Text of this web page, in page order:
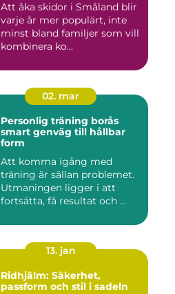
Att åka skidor i Småland blir
varje år mer populärt, inte
minst bland familjer som vill
kombinera ko...
02. mar
Personlig träning borås
smart genväg till hållbar
form
Att komma igång med
träning är sällan problemet.
Utmaningen ligger i att
fortsätta, få resultat och ...
13. jan
Ridhjälm: Säkerhet,
passform och stil i sadeln